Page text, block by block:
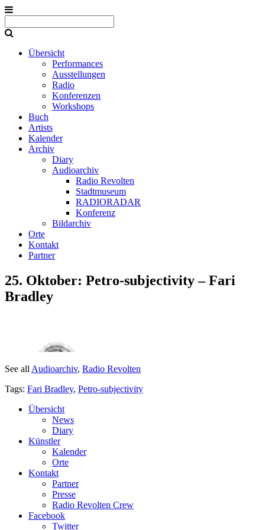
Übersicht
Performances
Ausstellungen
Radio
Konferenzen
Workshops
Buch
Artists
Kalender
Archiv
Diary
Audioarchiv
Radio Revolten
Stadtmuseum
RADIORADAR
Konferenz
Bildarchiv
Orte
Kontakt
Partner
25. Oktober: Petro-subjectivity – Fari
Bradley
See all Audioarchiv, Radio Revolten
Tags: Fari Bradley, Petro-subjectivity
Übersicht
News
Diary
Künstler
Kalender
Orte
Kontakt
Partner
Presse
Radio Revolten Crew
Facebook
Twitter